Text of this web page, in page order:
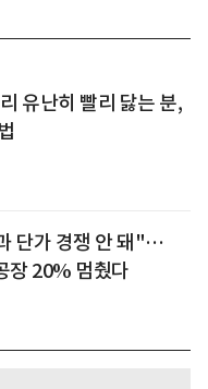
유난히 빨리 닳는 분,
단가 경쟁 안 돼"…
장 20% 멈췄다